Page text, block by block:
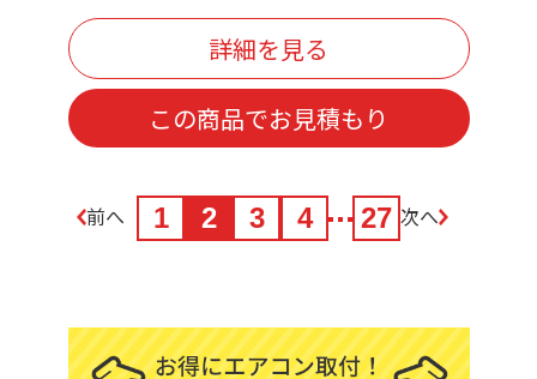
詳細を見る
この商品でお見積もり
前へ 1 2 3 4 27 次へ